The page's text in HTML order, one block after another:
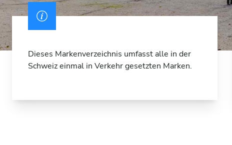
Ausweis
Dieses Markenverzeichnis umfasst alle in der
Schweiz einmal in Verkehr gesetzten Marken.